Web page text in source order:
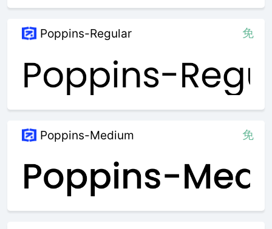
Poppins-Regular 免
Poppins-Medium 免